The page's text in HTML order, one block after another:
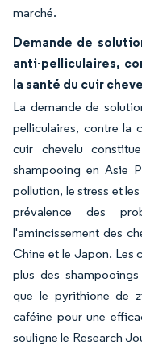
marché.
Demande de
anti-pelliculaires,
la santé du cuir
La demande de
pelliculaires, contre la
cuir chevelu
shampooing en Asie
pollution, le stress et
prévalence des
l'amincissement des
Chine et le Japon. Les
plus des
que le pyrithione de
caféine pour une
souligne le Research